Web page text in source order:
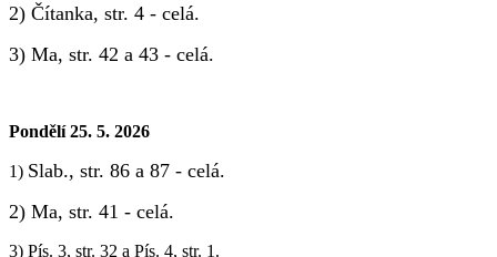
2) Čítanka, str. 4 - celá.
3) Ma, str. 42 a 43 - celá.
Pondělí 25. 5. 2026
1) Slab., str. 86 a 87 - celá.
2) Ma, str. 41 - celá.
3) Pís. 3, str. 32 a Pís. 4, str. 1.